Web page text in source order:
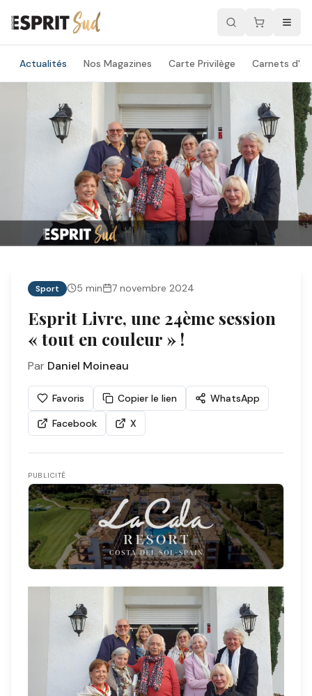
Actualités Nos Magazines Carte Privilège Carnets
Sport 5 min 7 novembre 2024
Esprit Livre, une 24ème session
« tout en couleur » !
Par Daniel Moineau
Favoris Copier le lien
WhatsApp
Facebook
X
PUBLICITÉ